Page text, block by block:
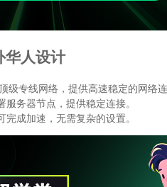
人设计
专线网络，提供高速稳定的网络连
务器节点，提供稳定连接。
成加速，无需复杂的设置。